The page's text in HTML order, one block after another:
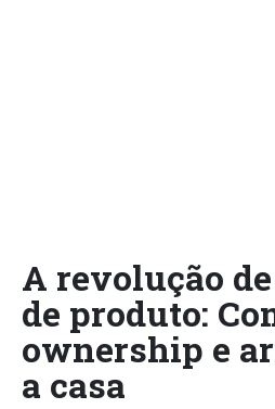
A revolução
de produto:
ownership e
a casa